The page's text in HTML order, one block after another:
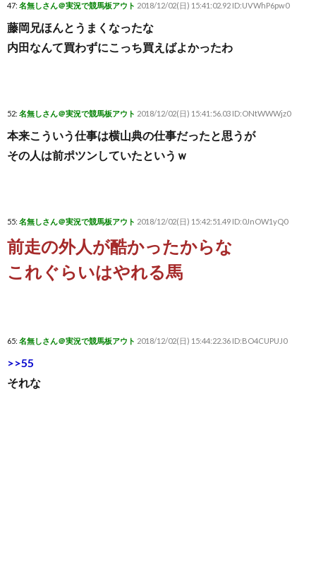
47: 名無しさん＠実況で競馬板アウト 2018/12/02(日) 15:41:02.92 ID:UVWhP6pw0
藤岡兄ほんとうまくなったな
内田なんて買わずにこっち買えばよかったわ
52: 名無しさん＠実況で競馬板アウト 2018/12/02(日) 15:41:56.03 ID:ONtWWWjz0
本来こういう仕事は横山典の仕事だったと思うが
その人は前ポツンしていたというｗ
55: 名無しさん＠実況で競馬板アウト 2018/12/02(日) 15:42:51.49 ID:0JnOW1yQ0
前走の外人が酷かったからな
これぐらいはやれる馬
65: 名無しさん＠実況で競馬板アウト 2018/12/02(日) 15:44:22.36 ID:BO4CUPUJ0
>>55
それな